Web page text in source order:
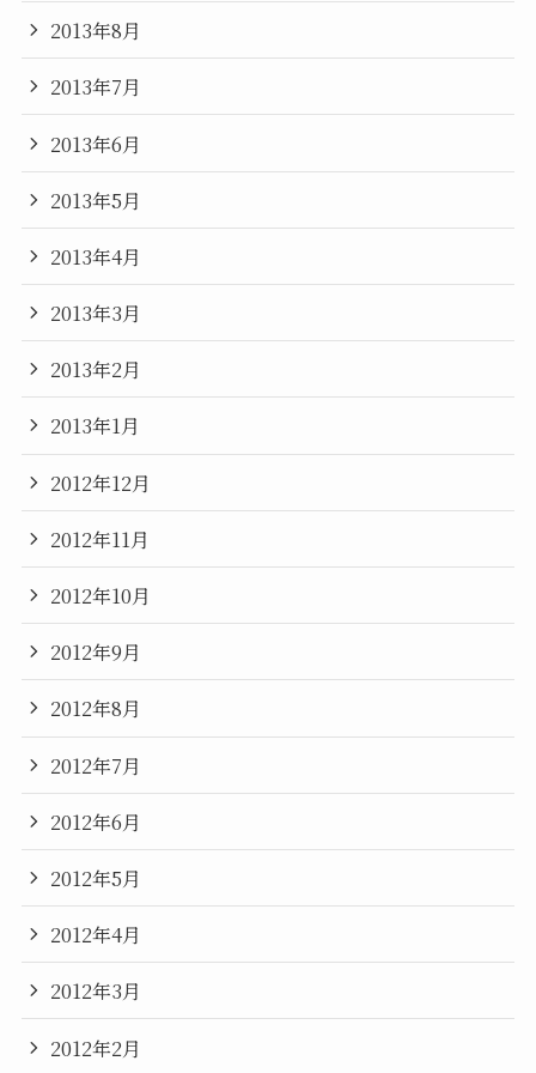
2013年8月
2013年7月
2013年6月
2013年5月
2013年4月
2013年3月
2013年2月
2013年1月
2012年12月
2012年11月
2012年10月
2012年9月
2012年8月
2012年7月
2012年6月
2012年5月
2012年4月
2012年3月
2012年2月